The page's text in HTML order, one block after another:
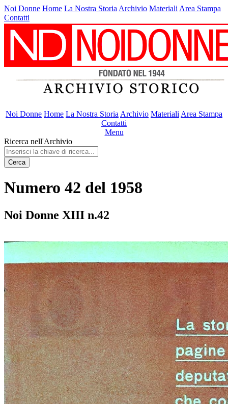
Noi Donne Home La Nostra Storia Archivio Materiali Area Stampa
Contatti
Noi Donne Home La Nostra Storia Archivio Materiali Area Stampa
Contatti
Menu
Ricerca nell'Archivio
Cerca
Numero 42 del 1958
Noi Donne XIII n.42